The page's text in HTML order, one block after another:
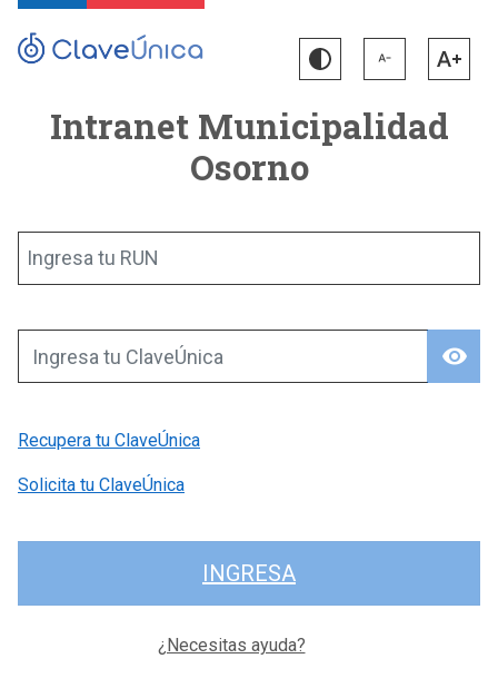
Intranet Municipalidad
Osorno
Ingresa tu RUN
visibility
Ingresa tu ClaveÚnica
Recupera tu ClaveÚnica
Solicita tu ClaveÚnica
INGRESA
¿Necesitas ayuda?